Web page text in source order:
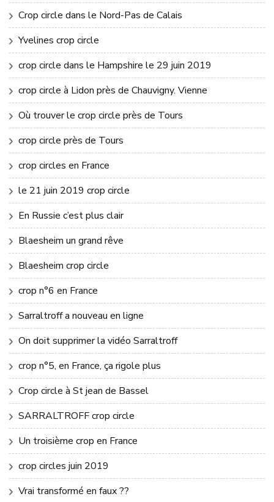
Crop circle dans le Nord-Pas de Calais
Yvelines crop circle
crop circle dans le Hampshire le 29 juin 2019
crop circle à Lidon près de Chauvigny. Vienne
Où trouver le crop circle près de Tours
crop circle près de Tours
crop circles en France
le 21 juin 2019 crop circle
En Russie c’est plus clair
Blaesheim un grand rêve
Blaesheim crop circle
crop n°6 en France
Sarraltroff a nouveau en ligne
On doit supprimer la vidéo Sarraltroff
crop n°5, en France, ça rigole plus
Crop circle à St jean de Bassel
SARRALTROFF crop circle
Un troisième crop en France
crop circles juin 2019
Vrai transformé en faux ??